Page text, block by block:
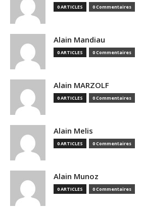
0 ARTICLES 0 Commentaires
Alain Mandiau
0 ARTICLES 0 Commentaires
Alain MARZOLF
0 ARTICLES 0 Commentaires
Alain Melis
0 ARTICLES 0 Commentaires
Alain Munoz
0 ARTICLES 0 Commentaires